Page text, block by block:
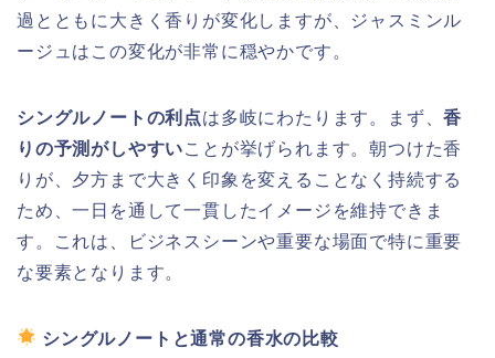
過とともに大きく香りが変化しますが、ジャスミンル
ージュはこの変化が非常に穏やかです。
シングルノートの利点は多岐にわたります。まず、香
りの予測がしやすいことが挙げられます。朝つけた香
りが、夕方まで大きく印象を変えることなく持続する
ため、一日を通して一貫したイメージを維持できま
す。これは、ビジネスシーンや重要な場面で特に重要
な要素となります。
シングルノートと通常の香水の比較